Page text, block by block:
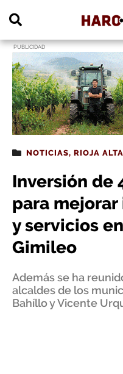
PUBLICIDAD
NOTICIAS, RIOJA ALTA
Inversión de
para
y servicios
Gimileo
Además se ha
alcaldes de los
Bahíllo y Vicente